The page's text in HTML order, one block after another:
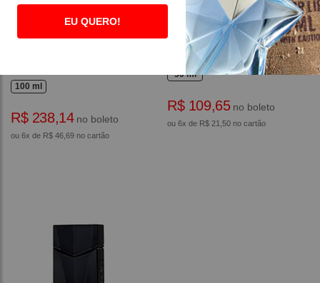
Animale
100 ml
R$ 238,14no boleto
ou 6x de R$ 46,69 no cartão
Animale
Animale Masculino Eau de Toilette
30 ml
R$ 109,65no boleto
ou 6x de R$ 21,50 no cartão
EU QUERO!